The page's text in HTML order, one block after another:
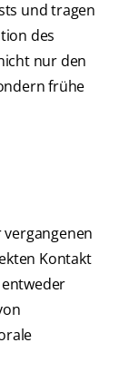
und tragen
des
nur den
frühe
Kontakt